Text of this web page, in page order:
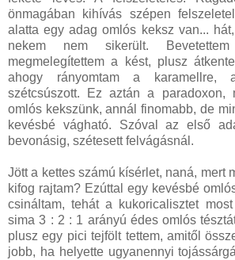
önmagában kihívás szépen
alatta egy adag omlós keksz van...
nekem nem sikerült.
megmelegítettem a kést, plusz
ahogy rányomtam a karamellre,
szétcsúszott. Ez aztán a paradoxon,
omlós kekszünk, annál finomabb, de
kevésbé vágható. Szóval az első
bevonásig, szétesett felvágásnál.
Jött a kettes számú kísérlet, naná, mert
kifog rajtam? Ezúttal egy kevésbé
csináltam, tehát a kukoricalisztet
sima 3 : 2 : 1 arányú édes omlós
plusz egy pici tejfölt tettem, amitől
jobb, ha helyette ugyanennyi